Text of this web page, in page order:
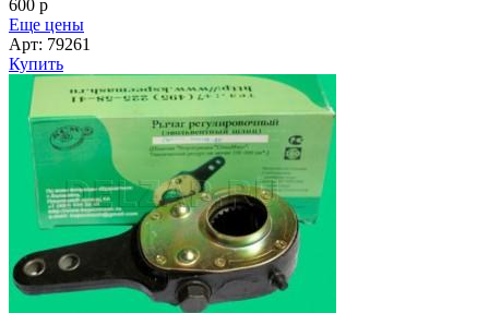
600 p
Еще цены
Арт: 79261
Купить